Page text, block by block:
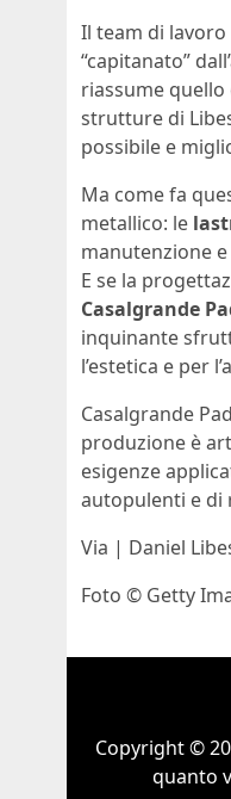
Il team di
“capitanato”
riassume
strutture di
possibile e
Ma come fa
metallico: le
manutenzione
E se la
Casalgrande
inquinante
l’estetica e per
Casalgrande
produzione è
esigenze
autopulenti e di
Via | Daniel
Foto © Getty
Copyright ©
quanto